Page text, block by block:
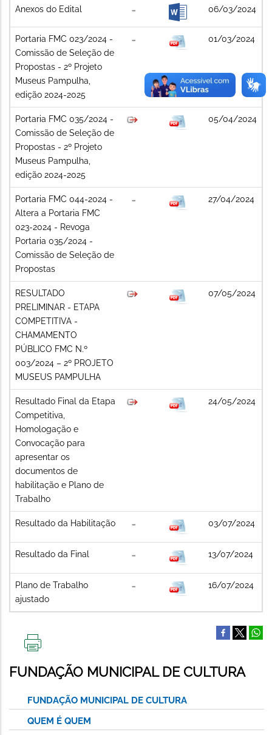
Anexos do Edital 06/03/2024
Portaria FMC 023/2024 -
Comissão de Seleção de
Propostas - 2º Projeto
Museus Pampulha,
edição 2024-2025
01/03/2024
Portaria FMC 035/2024 -
Comissão de Seleção de
Propostas - 2º Projeto
Museus Pampulha,
edição 2024-2025
05/04/2024
Portaria FMC 044-2024 -
Altera a Portaria FMC
023-2024 - Revoga
Portaria 035/2024 -
Comissão de Seleção de
Propostas
27/04/2024
RESULTADO
PRELIMINAR - ETAPA
COMPETITIVA -
CHAMAMENTO
PÚBLICO FMC N.º
003/2024 – 2º PROJETO
MUSEUS PAMPULHA
07/05/2024
Resultado Final da Etapa
Competitiva,
Homologação e
Convocação para
apresentar os
documentos de
habilitação e Plano de
Trabalho
24/05/2024
Resultado da Habilitação 03/07/2024
Resultado da Final 13/07/2024
Plano de Trabalho
ajustado
16/07/2024
ESTA
PÁGINA
FUNDAÇÃO MUNICIPAL DE CULTURA
FUNDAÇÃO MUNICIPAL DE CULTURA
QUEM É QUEM